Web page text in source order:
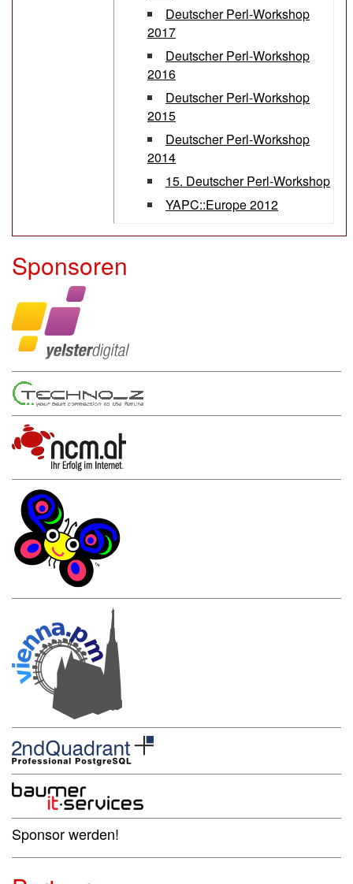
Deutscher Perl-Workshop
2017
Deutscher Perl-Workshop
2016
Deutscher Perl-Workshop
2015
Deutscher Perl-Workshop
2014
15. Deutscher Perl-Workshop
YAPC::Europe 2012
Sponsoren
Sponsor werden!